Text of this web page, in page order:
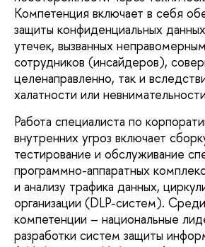
Компетенция включает в себя
защиты конфиденциальных
утечек, вызванных
сотрудников (инсайдеров),
целенаправленно, так и
халатности или
Работа специалиста по
внутренних угроз включает
тестирование и обслуживание
программно-аппаратных
и анализу трафика данных,
организации (DLP-систем).
компетенции – национальные
разработки систем защиты